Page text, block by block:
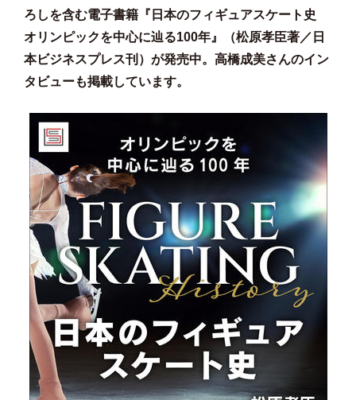
ろしを含む電子書籍 『日本のフィギュアスケート史
オリンピックを中心に辿る100年』
（松原孝臣著／日
本ビジネスプレス刊）が発売中。高橋成美さんのイン
タビューも掲載しています。